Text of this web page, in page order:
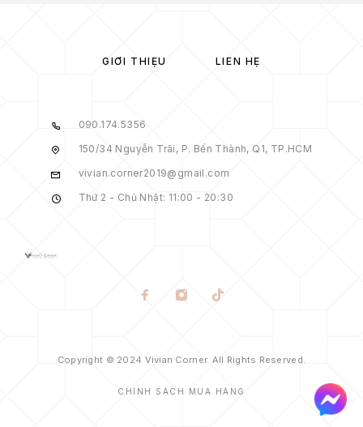
GIỚI THIỆU LIÊN HỆ
090.174.5356
150/34 Nguyễn Trãi, P. Bến Thành, Q1, TP.HCM
vivian.corner2019@gmail.com
Thứ 2 - Chủ Nhật: 11:00 - 20:30
Copyright © 2024 Vivian Corner. All Rights Reserved.
CHÍNH SÁCH MUA HÀNG